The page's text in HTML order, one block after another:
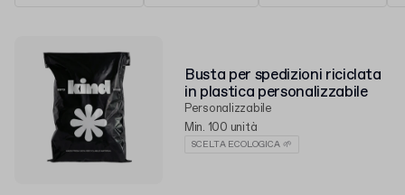
Busta per spedizioni riciclata
in plastica personalizzabile
Personalizzabile
Min. 100 unità
SCELTA ECOLOGICA 🌱